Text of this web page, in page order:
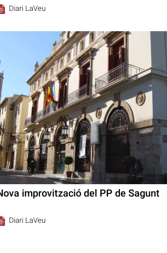
Diari LaVeu
improvització del PP de Sagunt
Diari LaVeu